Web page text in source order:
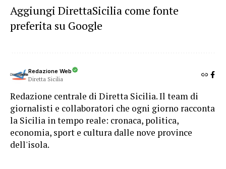
Aggiungi DirettaSicilia come fonte
preferita su Google
Redazione Web
Diretta Sicilia
Redazione centrale di Diretta Sicilia. Il team di
giornalisti e collaboratori che ogni giorno racconta
la Sicilia in tempo reale: cronaca, politica,
economia, sport e cultura dalle nove province
dell'isola.